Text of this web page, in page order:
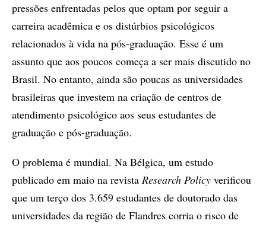
pressões enfrentadas pelos que optam por seguir a
carreira acadêmica e os distúrbios psicológicos
relacionados à vida na pós-graduação. Esse é um
assunto que aos poucos começa a ser mais discutido no
Brasil. No entanto, ainda são poucas as universidades
brasileiras que investem na criação de centros de
atendimento psicológico aos seus estudantes de
graduação e pós-graduação.
O problema é mundial. Na Bélgica, um estudo
publicado em maio na revista Research Policy verificou
que um terço dos 3.659 estudantes de doutorado das
universidades da região de Flandres corria o risco de